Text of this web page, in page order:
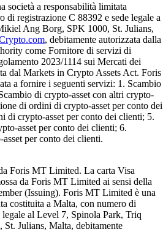
a responsabilità limitata
di registrazione C 88392 e sede legale a
Ang Borg, SPK 1000, St. Julians,
, debitamente autorizzata dalla
come Fornitore di servizi di
2023/1114 sui Mercati dei
dal Markets in Crypto Assets Act. Foris
a fornire i seguenti servizi: 1. Scambio
di crypto-asset con altri crypto-
di ordini di crypto-asset per conto dei
di crypto-asset per conto dei clienti; 5.
asset per conto dei clienti; 6.
per conto dei clienti.
Foris MT Limited. La carta Visa
da Foris MT Limited ai sensi della
(Issuing). Foris MT Limited è una
costituita a Malta, con numero di
al Level 7, Spinola Park, Triq
Julians, Malta, debitamente